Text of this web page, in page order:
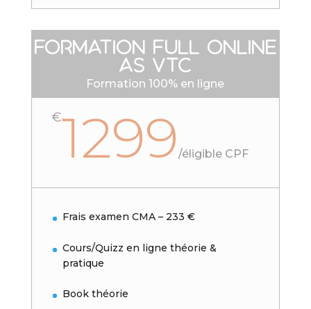
Formation Full online
As VTC
Formation 100% en ligne
€1299/éligible CPF
Frais examen CMA – 233 €
Cours/Quizz en ligne théorie &
pratique
Book théorie